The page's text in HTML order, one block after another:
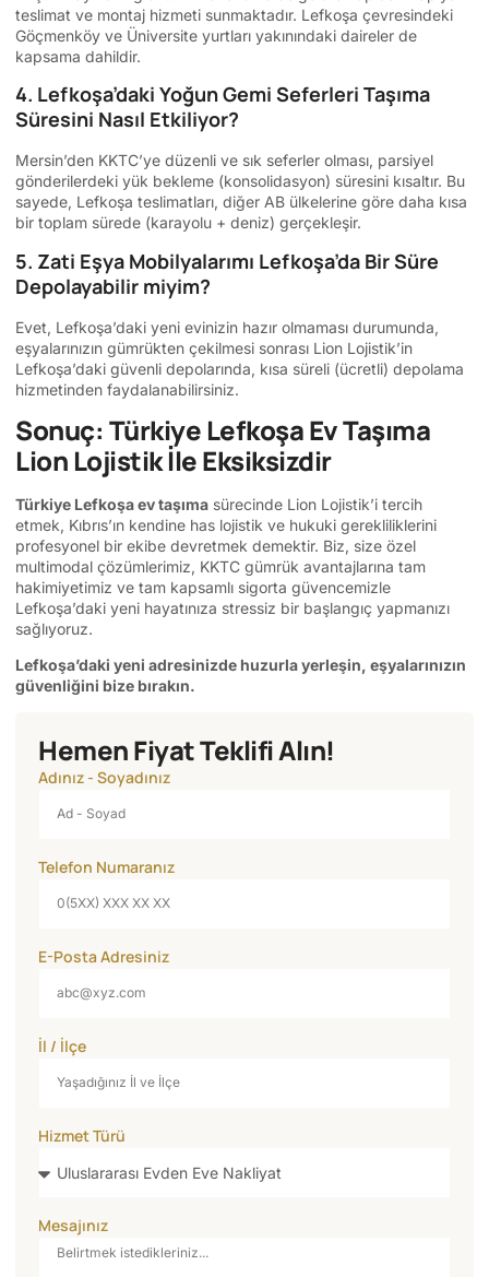
teslimat ve montaj hizmeti sunmaktadır. Lefkoşa çevresindeki
Göçmenköy ve Üniversite yurtları yakınındaki daireler de
kapsama dahildir.
4. Lefkoşa’daki Yoğun Gemi Seferleri Taşıma
Süresini Nasıl Etkiliyor?
Mersin’den KKTC’ye düzenli ve sık seferler olması, parsiyel
gönderilerdeki yük bekleme (konsolidasyon) süresini kısaltır. Bu
sayede, Lefkoşa teslimatları, diğer AB ülkelerine göre daha kısa
bir toplam sürede (karayolu + deniz) gerçekleşir.
5. Zati Eşya Mobilyalarımı Lefkoşa’da Bir Süre
Depolayabilir miyim?
Evet, Lefkoşa’daki yeni evinizin hazır olmaması durumunda,
eşyalarınızın gümrükten çekilmesi sonrası Lion Lojistik’in
Lefkoşa’daki güvenli depolarında, kısa süreli (ücretli) depolama
hizmetinden faydalanabilirsiniz.
Sonuç: Türkiye Lefkoşa Ev Taşıma
Lion Lojistik İle Eksiksizdir
Türkiye Lefkoşa ev taşıma sürecinde Lion Lojistik’i tercih
etmek, Kıbrıs’ın kendine has lojistik ve hukuki gerekliliklerini
profesyonel bir ekibe devretmek demektir. Biz, size özel
multimodal çözümlerimiz, KKTC gümrük avantajlarına tam
hakimiyetimiz ve tam kapsamlı sigorta güvencemizle
Lefkoşa’daki yeni hayatınıza stressiz bir başlangıç yapmanızı
sağlıyoruz.
Lefkoşa’daki yeni adresinizde huzurla yerleşin, eşyalarınızın
güvenliğini bize bırakın.
Hemen Fiyat Teklifi Alın!
Adınız - Soyadınız
Telefon Numaranız
E-Posta Adresiniz
İl / İlçe
Hizmet Türü
Mesajınız